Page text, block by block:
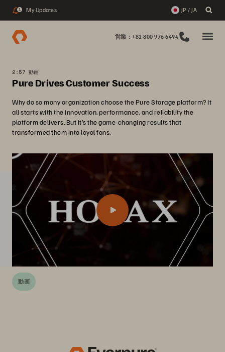
1 My Updates JP / JA
営業：+81 800 976 6494
2:57 動画
Pure Drives Customer Success
Why do so many organization choose the Pure Storage platform? It
all starts with the innovation, performance, and reliability the
platform delivers. But it’s the game-changing results that
transformed them into loyal fans.
動画